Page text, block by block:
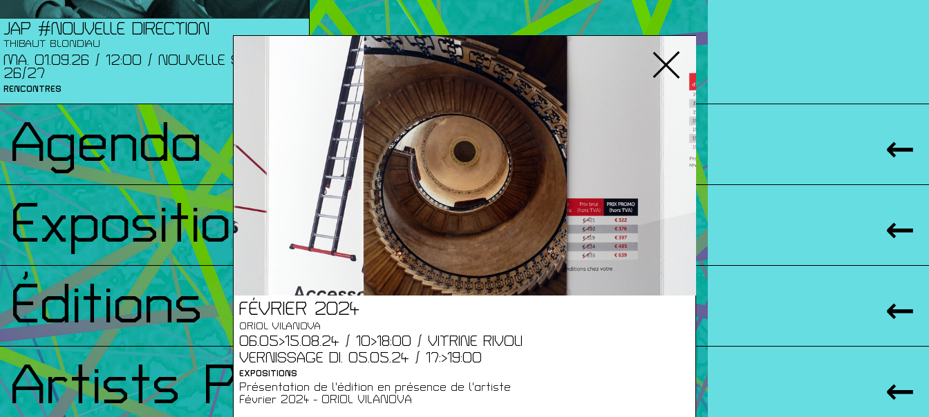
FÉVRIER 2024
ORIOL VILANOVA
06.05>15.08.24 / 10>18:00 / VITRINE RIVOLI
VERNISSAGE DI. 05.05.24 / 17:>19:00
EXPOSITIONS
Présentation de l'édition en présence de l'artiste
Février 2024 - ORIOL VILANOVA
JAP #NOUVELLE DIRECTION
THIBAUT BLONDIAU
MA. 01.09.26 / 12:00 / NOUVELLE SAISON
26/27
RENCONTRES
Agenda
Expositions
Éditions
Artists Print